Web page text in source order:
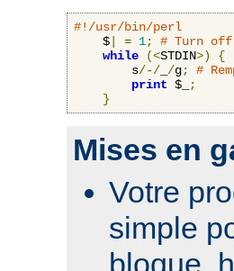
#!/usr/bin/perl
    $
= 1;
# Turn
while
(<STDIN>)
{
        s
/-/ /g;
#
print $_
;
}
Mises en
Votre
simple
bloque,